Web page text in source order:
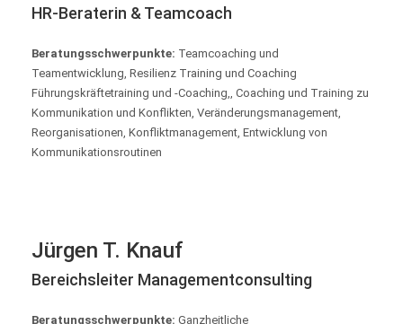
HR-Beraterin & Teamcoach
Beratungsschwerpunkte: Teamcoaching und
Teamentwicklung, Resilienz Training und Coaching
Führungskräftetraining und -Coaching,, Coaching und Training zu
Kommunikation und Konflikten, Veränderungsmanagement,
Reorganisationen, Konfliktmanagement, Entwicklung von
Kommunikationsroutinen
Jürgen T. Knauf
Bereichsleiter Managementconsulting
Beratungsschwerpunkte: Ganzheitliche